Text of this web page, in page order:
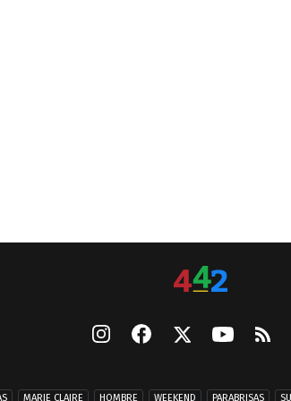
MARIE CLAIRE HOMBRE WEEKEND PARABRISAS